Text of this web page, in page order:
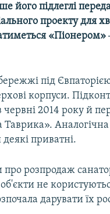
його підлеглі
проекту для
«Піонером»
під
корпуси.
2014 року й
Аналогічна
приватні.
розпродаж
не
дарувати їх